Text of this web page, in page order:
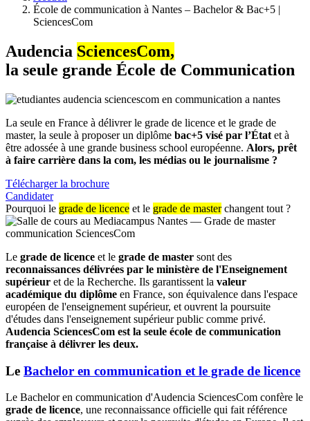
d'ArianeÉcole de communication à Nantes – Bachelor & Bac+5 |
SciencesCom
Audencia SciencesCom,
la seule grande École de Communication
La seule en France à délivrer le grade de licence et le grade de
master, la seule à proposer un diplôme bac+5 visé par l’État et à
être adossée à une grande business school européenne. Alors, prêt
à faire carrière dans la com, les médias ou le journalisme ?
Télécharger la brochure
Candidater
Pourquoi le grade de licence et le grade de masterchangent tout ?
Le grade de licence et le grade de master sont des
reconnaissances délivrées par le ministère de l'Enseignement
supérieur et de la Recherche. Ils garantissent la valeur
académique du diplôme en France, son équivalence dans l'espace
européen de l'enseignement supérieur, et ouvrent la poursuite
d'études dans l'enseignement supérieur public comme privé.
Audencia SciencesCom est la seule école de communication
française à délivrer les deux.
Le Bachelor en communication et le grade de licence
Le Bachelor en communication d'Audencia SciencesCom confère le
grade de licence, une reconnaissance officielle qui fait référence